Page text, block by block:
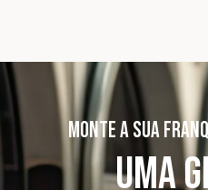
MONTE A SUA
UMA